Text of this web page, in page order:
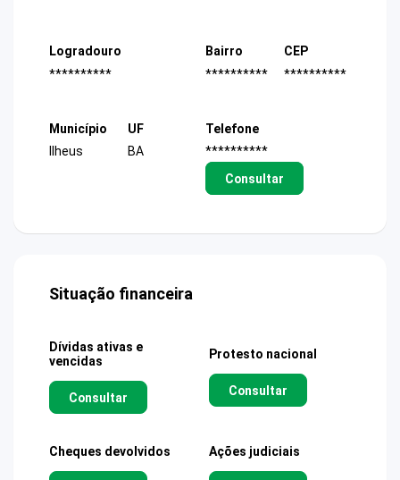
Logradouro
**********
Bairro
**********
CEP
**********
Município
Ilheus
UF
BA
Telefone
**********
Consultar
Situação financeira
Dívidas ativas e
vencidas
Consultar
Protesto nacional
Consultar
Cheques devolvidos Ações judiciais